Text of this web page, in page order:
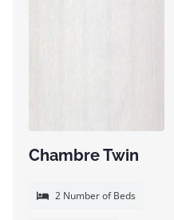
Chambre Twin
2 Number of Beds